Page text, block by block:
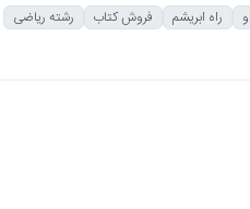
راه ابریشم فروش کتاب
رشته ریاضی